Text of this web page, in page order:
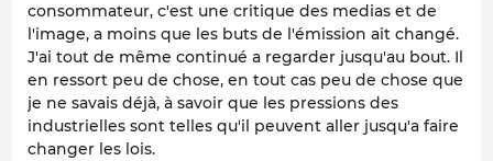
consommateur, c'est une critique des medias et de
l'image, a moins que les buts de l'émission ait changé.
J'ai tout de même continué a regarder jusqu'au bout. Il
en ressort peu de chose, en tout cas peu de chose que
je ne savais déjà, à savoir que les pressions des
industrielles sont telles qu'il peuvent aller jusqu'a faire
changer les lois.